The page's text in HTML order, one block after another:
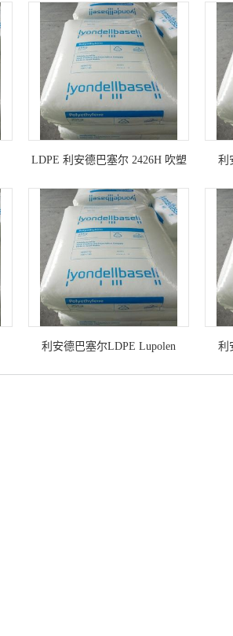
LDPE 利安德巴塞尔 2426H 吹塑
利
利安德巴塞尔LDPE Lupolen
利